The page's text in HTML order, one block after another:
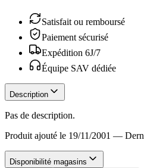
Satisfait ou remboursé
Paiement sécurisé
Expédition 6J/7
Équipe SAV dédiée
Description
Pas de description.
Produit ajouté le 19/11/2001 —
Disponibilité magasins